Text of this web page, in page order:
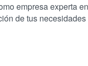
empresa experta en
de tus